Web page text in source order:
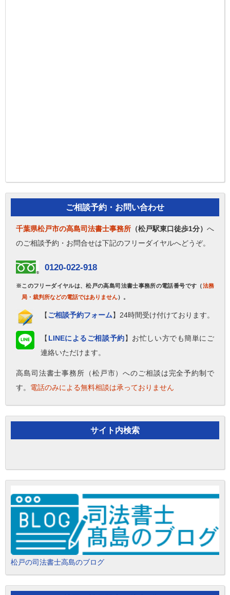
ご相談予約・お問い合わせ
千葉県松戸市の高島司法書士事務所 （松戸駅東口徒歩1分） へ
のご相談予約・お問合せは下記のフリーダイヤルへどうぞ。
0120-022-918
※このフリーダイヤルは、松戸の高島司法書士事務所の電話番号です（法務
局・裁判所などの電話ではありません）。
【ご相談予約フォーム】24時間受け付けております。
【 LINEによるご相談予約】お忙しい方でも簡単にご
連絡いただけます。
高島司法書士事務所（松戸市）へのご相談は完全予約制で
す。 電話のみによる無料相談は承っておりません
サイト内検索
松戸の司法書士高島のブログ